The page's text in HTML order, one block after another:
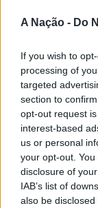
A Nação - Do
If you wish to
processing of
targeted
section to
opt-out request
interest-based
us or personal
your opt-out.
disclosure of
IAB’s list of
also be
Covilhã:
valorização
Beira Interior
Rio de Janeiro:
FUNCEX para